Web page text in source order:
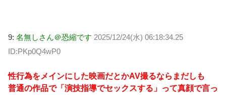
9: 名無しさん＠恐縮です 2025/12/24(水) 06:18:34.25
ID:PKp0Q4wP0
性行為をメインにした映画だとかAV撮るならまだしも
普通の作品で「演技指導でセックスする」って真顔で言っ